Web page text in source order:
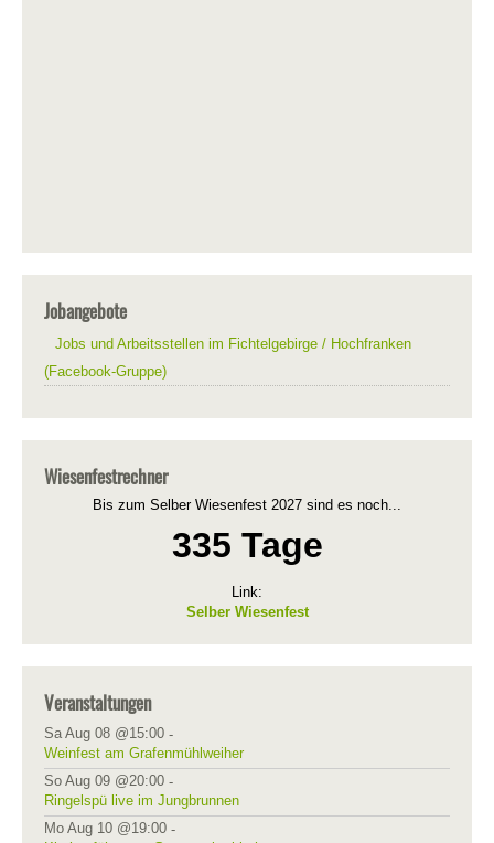
Jobangebote
Jobs und Arbeitsstellen im Fichtelgebirge / Hochfranken
(Facebook-Gruppe)
Wiesenfestrechner
Bis zum Selber Wiesenfest 2027 sind es noch...
335 Tage
Link:
Selber Wiesenfest
Veranstaltungen
Sa Aug 08 @15:00 -
Weinfest am Grafenmühlweiher
So Aug 09 @20:00 -
Ringelspü live im Jungbrunnen
Mo Aug 10 @19:00 -